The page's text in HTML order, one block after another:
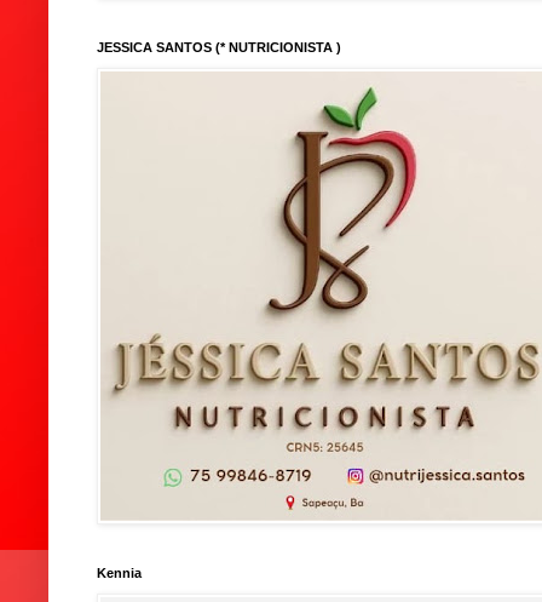
JESSICA SANTOS (* NUTRICIONISTA )
Kennia